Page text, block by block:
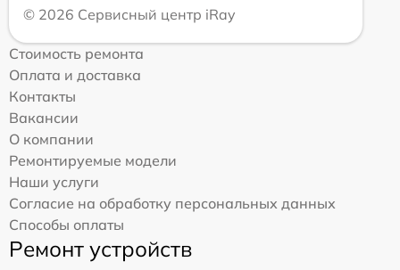
© 2026 Сервисный центр iRay
Стоимость ремонта
Оплата и доставка
Контакты
Вакансии
О компании
Ремонтируемые модели
Наши услуги
Согласие на обработку персональных данных
Способы оплаты
Ремонт устройств